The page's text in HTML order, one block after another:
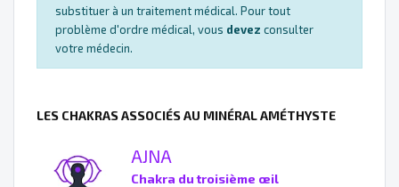
substituer à un traitement médical. Pour tout
problème d'ordre médical, vous devez consulter
votre médecin.
LES CHAKRAS ASSOCIÉS AU MINÉRAL AMÉTHYSTE
AJNA
Chakra du troisième œil